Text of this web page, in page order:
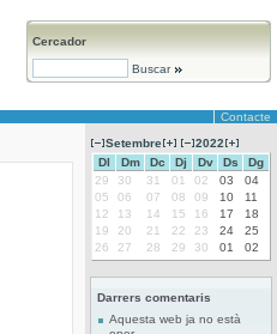
Cercador
Buscar
Contacte
Setembre
2022
Dl
Dm Dc Dj Dv Ds
Dg
29
30 31 01 02 03
04
05
06 07 08 09 10
11
12
13 14 15 16 17
18
19
20 21 22 23 24
25
26
27 28 29 30 01 02
Darrers comentaris
Aquesta web ja no està